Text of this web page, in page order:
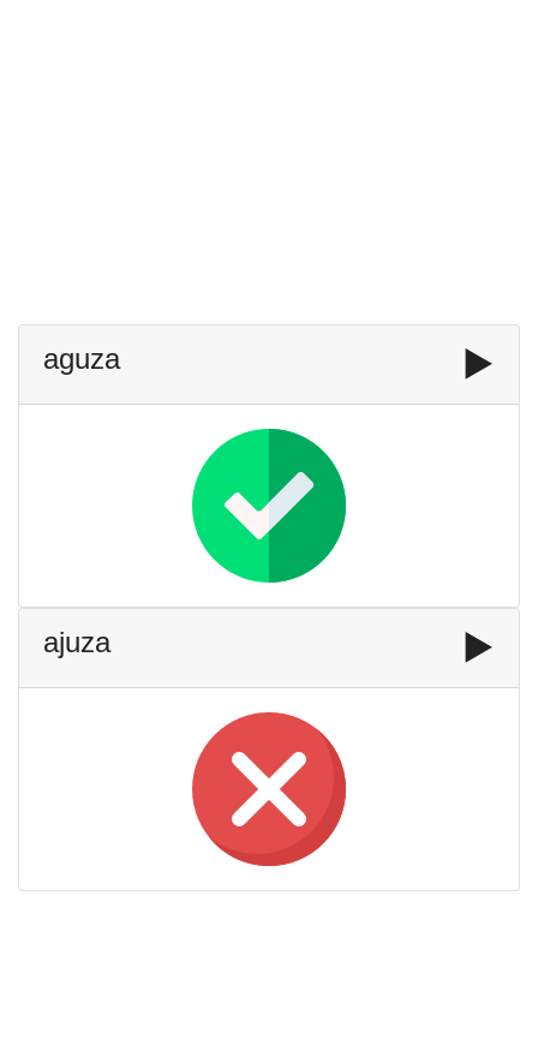
aguza ▶️
ajuza ▶️